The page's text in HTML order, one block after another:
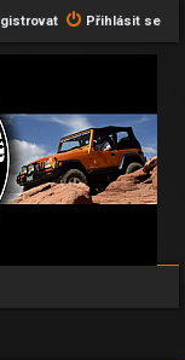
Přihlásit se